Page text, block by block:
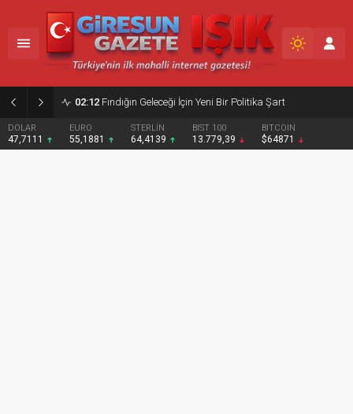
02:12 Fındığın Geleceği İçin Yeni Bir Politika Şart
DOLAR
47,7111
EURO
55,1881
STERLİN
64,4139
BIST 100
13.779,39
BITCOIN
$64871